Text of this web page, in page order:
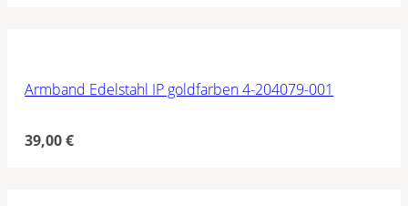
Armband Edelstahl IP goldfarben 4-204079-001
39,00€